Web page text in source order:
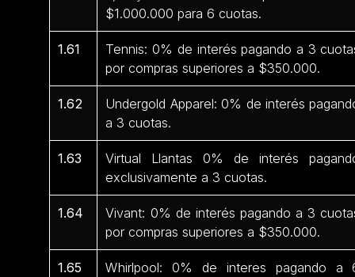
$1.000.000 para 6 cuotas.
1.61
Tennis: 0% de interés pagando a 3
por compras superiores a $350.000.
1.62
Undergold Apparel: 0% de interés
a 3 cuotas.
1.63
Virtual Llantas 0% de interés
exclusivamente a 3 cuotas.
1.64
Vivant: 0% de interés pagando a 3
por compras superiores a $350.000.
1.65
Whirlpool: 0% de interes pagando a